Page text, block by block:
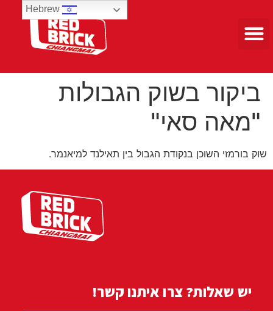
ביקור בשוק הגבולות
"מאה סאי"
שוק בורמזי השוכן בנקודת הגבול בין תאילנד למיאנמר.
יש שאלות? צרו איתנו קשר!
Hebrew